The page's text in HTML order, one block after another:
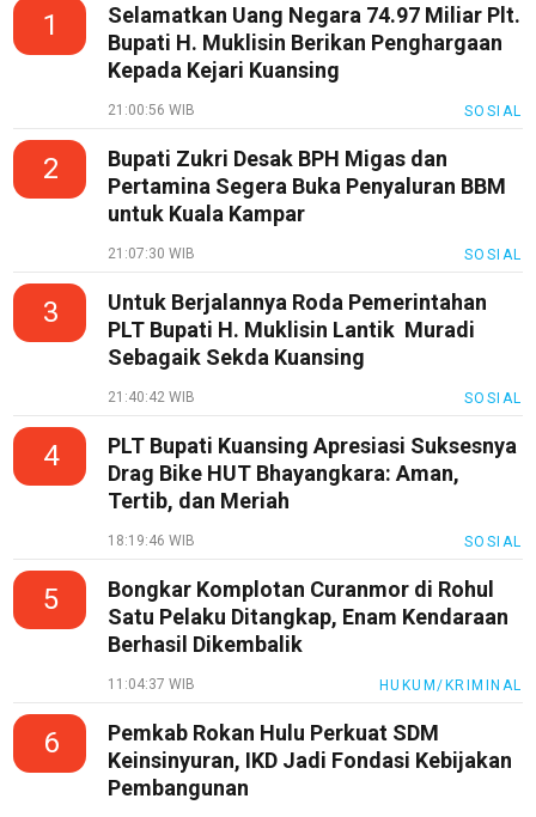
1
Selamatkan Uang Negara 74.97 Miliar Plt.
Bupati H. Muklisin Berikan Penghargaan
Kepada Kejari Kuansing
21:00:56 WIB SOSIAL
2
Bupati Zukri Desak BPH Migas dan
Pertamina Segera Buka Penyaluran BBM
untuk Kuala Kampar
21:07:30 WIB SOSIAL
3
Untuk Berjalannya Roda Pemerintahan
PLT Bupati H. Muklisin Lantik Muradi
Sebagaik Sekda Kuansing
21:40:42 WIB SOSIAL
4
PLT Bupati Kuansing Apresiasi Suksesnya
Drag Bike HUT Bhayangkara: Aman,
Tertib, dan Meriah
18:19:46 WIB SOSIAL
5
Bongkar Komplotan Curanmor di Rohul
Satu Pelaku Ditangkap, Enam Kendaraan
Berhasil Dikembalik
11:04:37 WIB HUKUM/KRIMINAL
6
Pemkab Rokan Hulu Perkuat SDM
Keinsinyuran, IKD Jadi Fondasi Kebijakan
Pembangunan